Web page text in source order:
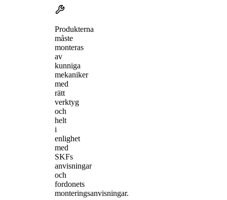
Produkterna
måste
monteras
av
kunniga
mekaniker
med
rätt
verktyg
och
helt
i
enlighet
med
SKFs
anvisningar
och
fordonets
monteringsanvisningar.